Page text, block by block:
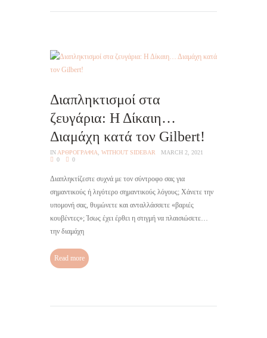
Διαπληκτισμοί στα
ζευγάρια: Η Δίκαιη…
Διαμάχη κατά τον Gilbert!
IN AΡΘΡΟΓΡΑΦΙΑ WITHOUT SIDEBAR
MARCH 2, 2021
0
0
Διαπληκτίζεστε συχνά με τον σύντροφο σας για
σημαντικούς ή λιγότερο σημαντικούς λόγους; Χάνετε την
υπομονή σας, θυμώνετε και ανταλλάσσετε «βαριές
κουβέντες»; Ίσως έχει έρθει η στιγμή να πλαισιώσετε…
την διαμάχη
Read more